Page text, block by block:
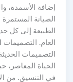
إضافة الأسمدة،
الصيانة
الطبيعة إلى كل
العام.
التصميمات
الحياة المعاصر،
في التنسيق. من